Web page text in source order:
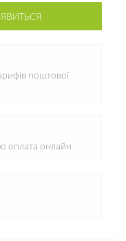
поштової
оплата онлайн